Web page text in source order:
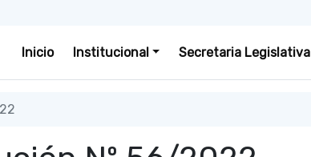
Inicio Institucional Secretaria Legislativa